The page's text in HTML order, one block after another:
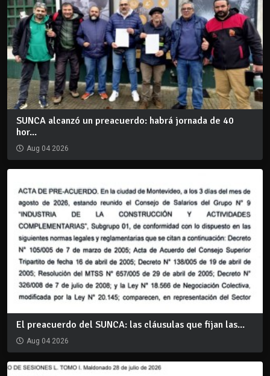
SUNCA alcanzó un preacuerdo: habrá jornada de 40
hor...
Aug 04 2026
El preacuerdo del SUNCA: las cláusulas que fijan las...
Aug 04 2026